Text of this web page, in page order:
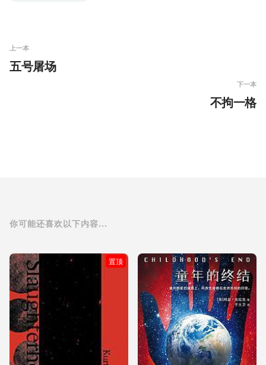
上一本
五号屠场
下一本
不拘一格
你可能还喜欢以下内容...
置顶